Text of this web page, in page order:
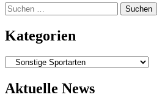
Suchen
nach:
Kategorien
Kategorien
Aktuelle News